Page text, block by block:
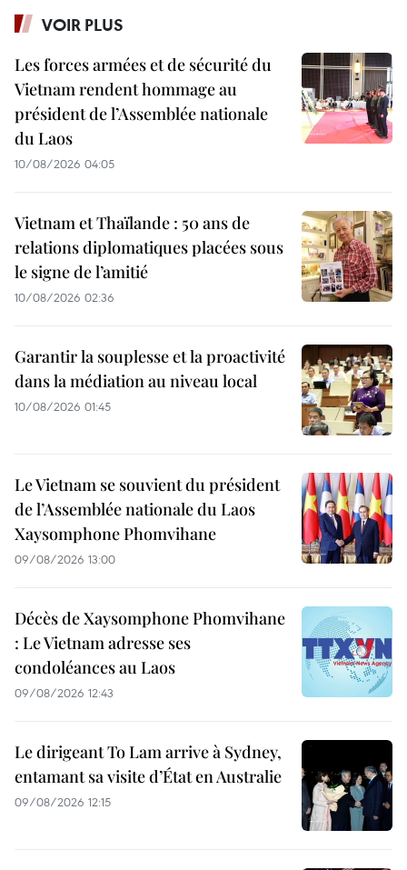
VOIR PLUS
Les forces armées et de sécurité du
Vietnam rendent hommage au
président de l’Assemblée nationale
du Laos
10/08/2026 04:05
Vietnam et Thaïlande : 50 ans de
relations diplomatiques placées sous
le signe de l’amitié
10/08/2026 02:36
Garantir la souplesse et la proactivité
dans la médiation au niveau local
10/08/2026 01:45
Le Vietnam se souvient du président
de l’Assemblée nationale du Laos
Xaysomphone Phomvihane
09/08/2026 13:00
Décès de Xaysomphone Phomvihane
: Le Vietnam adresse ses
condoléances au Laos
09/08/2026 12:43
Le dirigeant To Lam arrive à Sydney,
entamant sa visite d’État en Australie
09/08/2026 12:15